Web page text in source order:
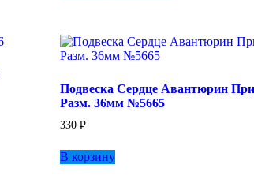
Опции
на
Подвеска Сердце Авантюрин
Разм. 36мм №5665
330₽
В корзину